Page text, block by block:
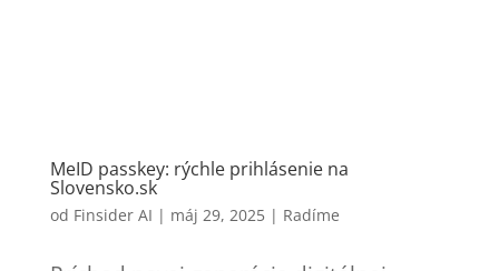
MeID passkey: rýchle prihlásenie na
Slovensko.sk
od Finsider AI | máj 29, 2025| Radíme